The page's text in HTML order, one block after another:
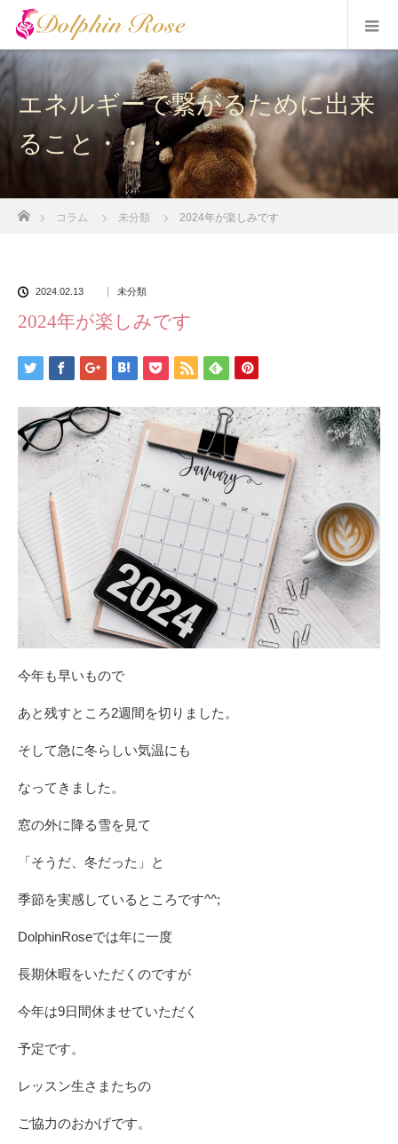
エネルギーで繋がるために出来
ること・・・
コラム 未分類 2024年が楽しみです
2024.02.13 未分類
2024年が楽しみです
今年も早いもので
あと残すところ2週間を切りました。
そして急に冬らしい気温にも
なってきました。
窓の外に降る雪を見て
「そうだ、冬だった」と
季節を実感しているところです^^;
DolphinRoseでは年に一度
長期休暇をいただくのですが
今年は9日間休ませていただく
予定です。
レッスン生さまたちの
ご協力のおかげです。